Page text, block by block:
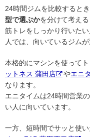
24時間ジムを比較するとき
型で選ぶかを分けて考える
筋トレをしっかり行いた
人では、向いているジムが
本格的にマシンを使ってト
ットネス 蒲田店
やエニ
なります。
エニタイムは24時間営業
い人に向いています。
一方、短時間でサッと使い